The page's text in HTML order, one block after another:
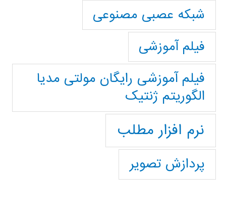
شبکه عصبی مصنوعی
فیلم آموزشی
فیلم آموزشی رایگان مولتی مدیا
الگوریتم ژنتیک
نرم افزار مطلب
پردازش تصویر